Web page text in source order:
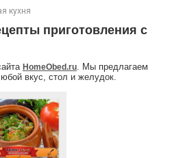
кухня
приготовления с
HomeObed.ru. Мы предлагаем
вкус, стол и желудок.